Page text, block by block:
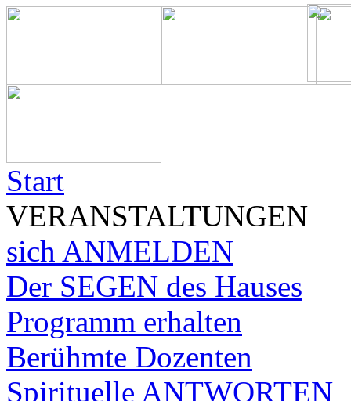
Start
VERANSTALTUNGEN
sich ANMELDEN
Der SEGEN des Hauses
Programm erhalten
Berühmte Dozenten
Spirituelle ANTWORTEN